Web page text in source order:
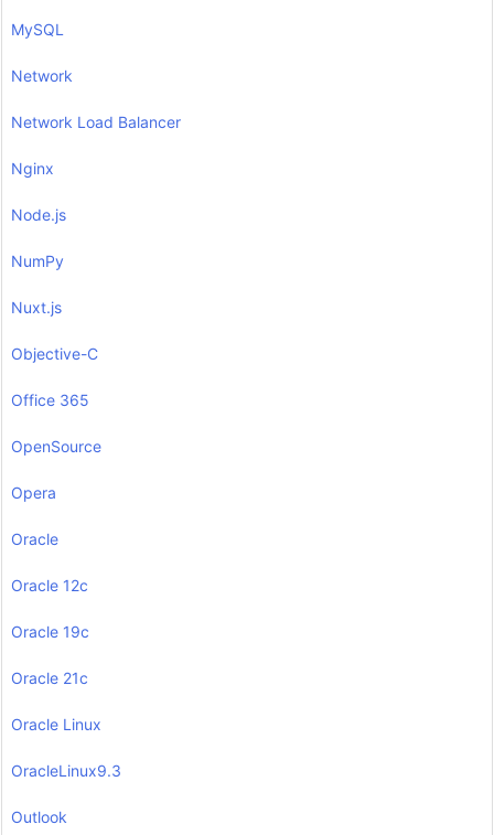
MySQL
Network
Network Load Balancer
Nginx
Node.js
NumPy
Nuxt.js
Objective-C
Office 365
OpenSource
Opera
Oracle
Oracle 12c
Oracle 19c
Oracle 21c
Oracle Linux
OracleLinux9.3
Outlook